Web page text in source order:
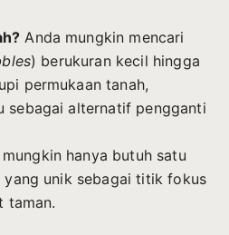
Anda mungkin mencari
) berukuran kecil hingga
permukaan tanah,
sebagai alternatif pengganti
hanya butuh satu
yang unik sebagai titik fokus
taman.